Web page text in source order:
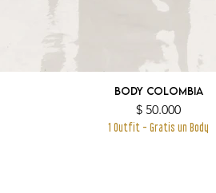
Body Colombia
Precio
$ 50.000
1 Outfit - Gratis un Body